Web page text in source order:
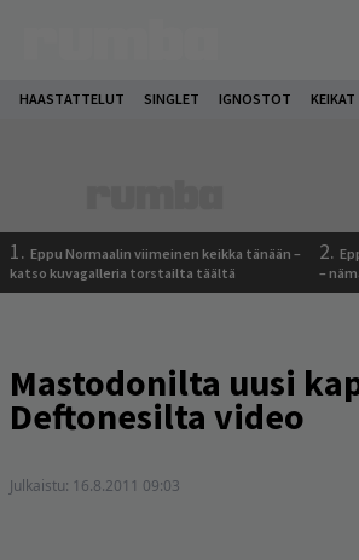
HAASTATTELUT SINGLET IGNOSTOT KEIKAT
1. Eppu Normaalin viimeinen keikka tänään –
katso kuvagalleria torstailta täältä
2.
–
Mastodonilta uusi
Deftonesilta video
Julkaistu: 16.8.2011 09:03